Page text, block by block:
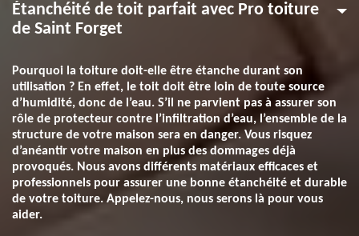
Étanchéité de toit parfait avec Pro toiture
de Saint Forget
Pourquoi la toiture doit-elle être étanche durant son
utilisation ? En effet, le toit doit être loin de toute source
d’humidité, donc de l’eau. S’il ne parvient pas à assurer son
rôle de protecteur contre l’infiltration d’eau, l’ensemble de la
structure de votre maison sera en danger. Vous risquez
d’anéantir votre maison en plus des dommages déjà
provoqués. Nous avons différents matériaux efficaces et
professionnels pour assurer une bonne étanchéité et durable
de votre toiture. Appelez-nous, nous serons là pour vous
aider.